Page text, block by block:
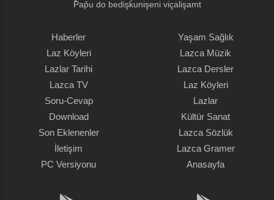
P̌ap̌u do bedişǩunişeni viçalişamt
Haberler
Laz Köyleri
Lazlar Tarihi
Lazca TV
Soru-Cevap
Download
Son Eklenenler
İletişim
PC Versiyonu
Yaşam Sağlık
Lazca Müzik
Lazca Dersler
Laz Köyleri
Lazlar
Kültür Sanat
Lazca Sözlük
Lazca Gramer
Anasayfa